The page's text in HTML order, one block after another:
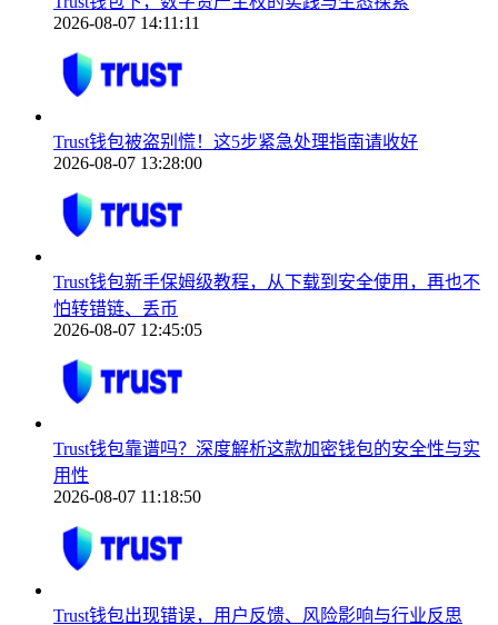
2026-08-07 14:11:11
Trust钱包被盗别慌！这5步紧急处理指南请收好
2026-08-07 13:28:00
Trust钱包新手保姆级教程，从下载到安全使用，再也不
怕转错链、丢币
2026-08-07 12:45:05
Trust钱包靠谱吗？深度解析这款加密钱包的安全性与实
用性
2026-08-07 11:18:50
Trust钱包出现错误，用户反馈、风险影响与行业反思